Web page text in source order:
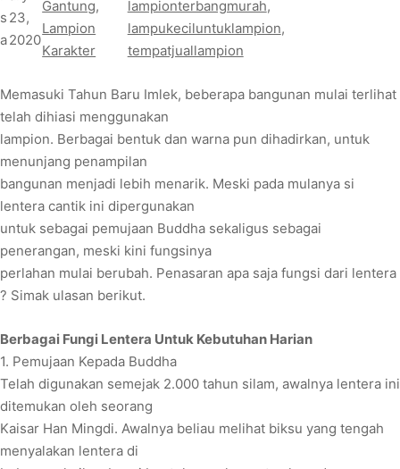
s
a
23,
2020
Gantung
Lampion
Karakter
lampionterbangmurah
lampukeciluntuklampion
tempatjuallampion
Memasuki Tahun Baru Imlek, beberapa bangunan mulai terlihat
telah dihiasi menggunakan
lampion. Berbagai bentuk dan warna pun dihadirkan, untuk
menunjang penampilan
bangunan menjadi lebih menarik. Meski pada mulanya si
lentera cantik ini dipergunakan
untuk sebagai pemujaan Buddha sekaligus sebagai
penerangan, meski kini fungsinya
perlahan mulai berubah. Penasaran apa saja fungsi dari lentera
? Simak ulasan berikut.
Berbagai Fungi Lentera Untuk Kebutuhan Harian
1. Pemujaan Kepada Buddha
Telah digunakan semejak 2.000 tahun silam, awalnya lentera ini
ditemukan oleh seorang
Kaisar Han Mingdi. Awalnya beliau melihat biksu yang tengah
menyalakan lentera di